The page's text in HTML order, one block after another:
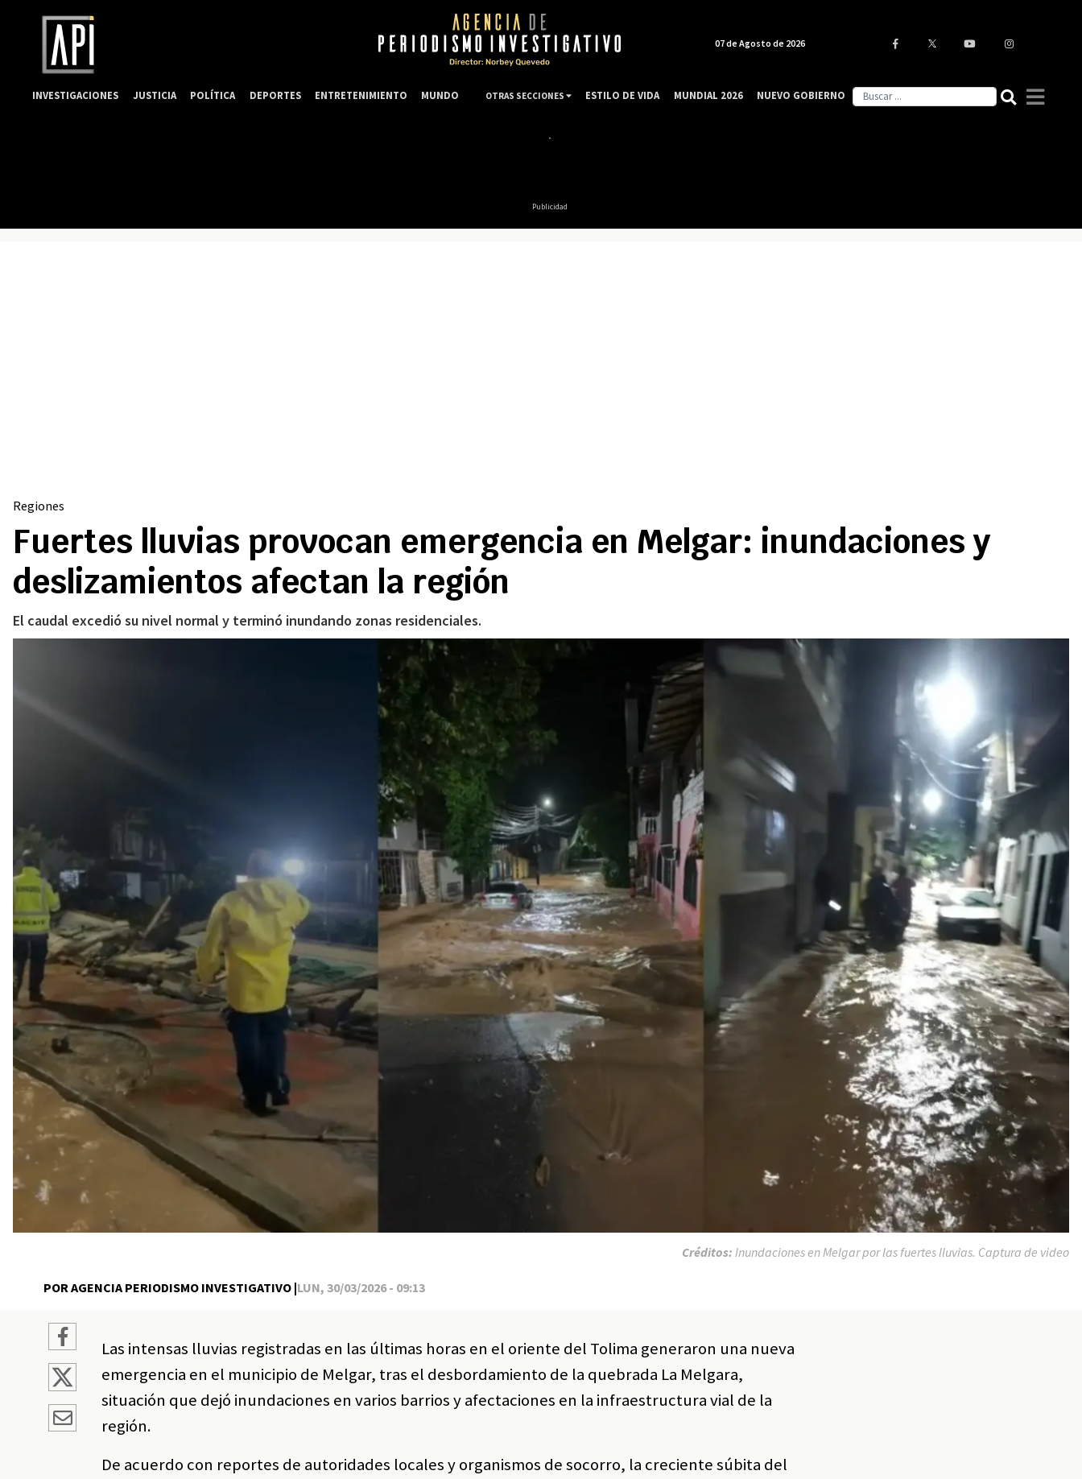
Publicidad
Regiones
Fuertes lluvias provocan emergencia en Melgar: inundaciones y
deslizamientos afectan la región
El caudal excedió su nivel normal y terminó inundando zonas residenciales.
POR AGENCIA PERIODISMO INVESTIGATIVO |LUN, 30/03/2026 - 09:13
Créditos: Inundaciones en Melgar por las fuertes lluvias. Captura de video
Las intensas lluvias registradas en las últimas horas en el oriente del Tolima generaron una nueva
emergencia en el municipio de Melgar, tras el desbordamiento de la quebrada La Melgara,
situación que dejó inundaciones en varios barrios y afectaciones en la infraestructura vial de la
región.
De acuerdo con reportes de autoridades locales y organismos de socorro, la creciente súbita del
07 de Agosto de 2026
INVESTIGACIONES JUSTICIA POLÍTICA DEPORTES ENTRETENIMIENTO MUNDO OTRAS SECCIONES ESTILO DE VIDA MUNDIAL 2026 NUEVO GOBIERNO